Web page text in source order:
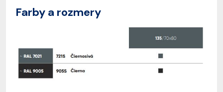
Farby a rozmery